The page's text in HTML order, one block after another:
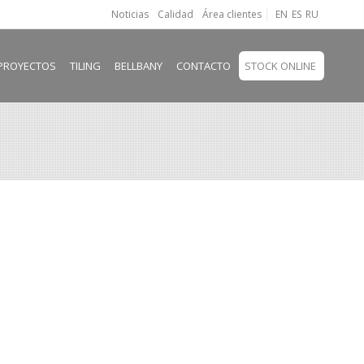
Noticias Calidad Área clientes EN ES RU
TILING BELLBANY CONTACTO STOCK ONLINE